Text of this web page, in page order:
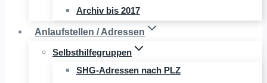
Archiv bis 2017
Anlaufstellen / Adressen
Selbsthilfegruppen
SHG-Adressen nach PLZ